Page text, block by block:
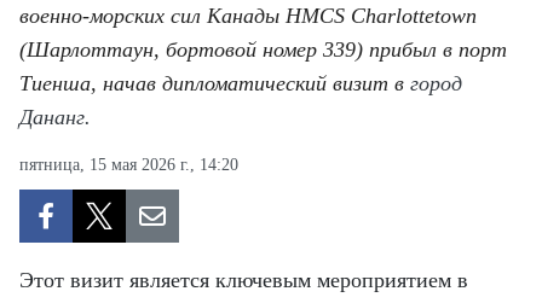
ОБЩЕСТВО
военно-морских сил Канады HMCS Charlottetown
(Шарлоттаун, бортовой номер 339) прибыл в порт
Тиенша, начав дипломатический визит в город
Дананг.
пятница, 15 мая 2026 г., 14:20
Этот визит является ключевым мероприятием в